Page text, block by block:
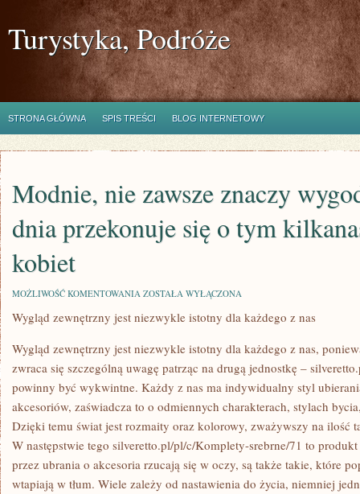
Turystyka, Podróże
STRONA GŁÓWNA SPIS TREŚCI BLOG INTERNETOWY
Modnie, nie zawsze znaczy
dnia przekonuje się o tym
kobiet
MOŻLIWOŚĆ KOMENTOWANIA MODNIE,
ZAWSZE
ZNACZY
KAŻDEGO
DNIA
PRZEKONUJE
SIĘ
TYM
KILKANAŚCIE
TYSIĘCY
KOBIET
ZOSTAŁA WYŁĄCZONA
Wygląd zewnętrzny jest niezwykle istotny dla każdego z nas
Wygląd zewnętrzny jest niezwykle istotny dla każdego z nas,
zwraca się szczególną uwagę patrząc na drugą jednostkę –
powinny być wykwintne. Każdy z nas ma indywidualny styl
akcesoriów, zaświadcza to o odmiennych charakterach, stylach
Dzięki temu świat jest rozmaity oraz kolorowy, zważywszy na ilość
W następstwie tego silveretto.pl/pl/c/Komplety-srebrne/71 to
przez ubrania o akcesoria rzucają się w oczy, są także takie, które
wtapiają w tłum. Wiele zależy od nastawienia do życia, niemniej